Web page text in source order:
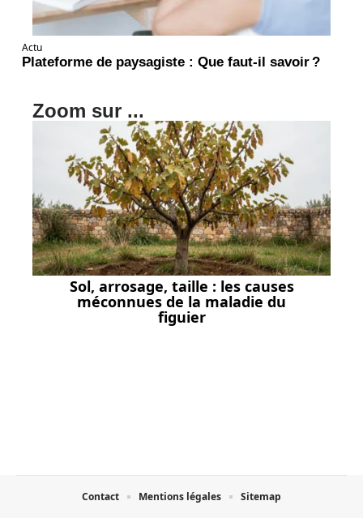
Actu
Plateforme de paysagiste : Que faut-il savoir ?
Zoom sur ...
Sol, arrosage, taille : les causes
méconnues de la maladie du
figuier
Contact Mentions légales Sitemap